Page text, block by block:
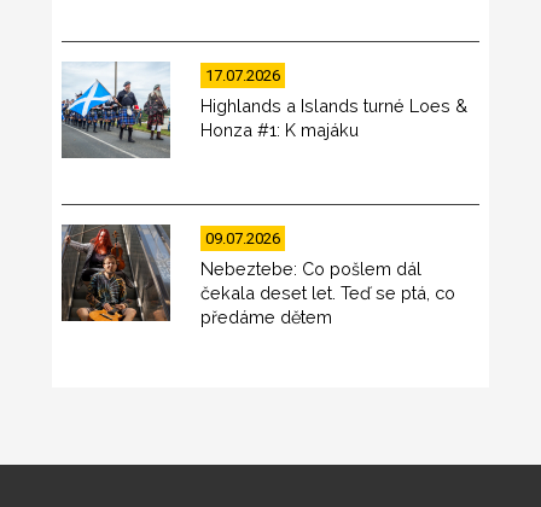
17.07.2026
Highlands a Islands turné Loes &
Honza #1: K majáku
09.07.2026
Nebeztebe: Co pošlem dál
čekala deset let. Teď se ptá, co
předáme dětem